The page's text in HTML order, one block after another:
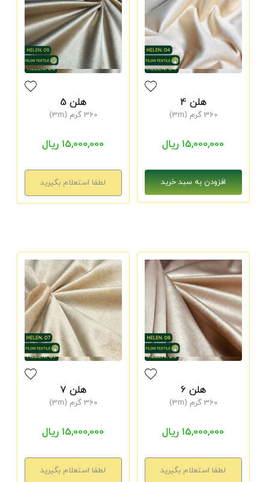
هلن 4
360 گرم (3m)
15,000,000 ریال
هلن 5
360 گرم (3m)
15,000,000 ریال
هلن 6
360 گرم (3m)
15,000,000 ریال
هلن 7
360 گرم (3m)
15,000,000 ریال